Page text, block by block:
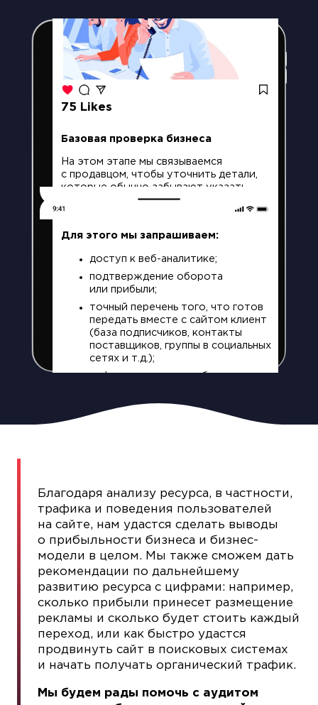
75 Likes
Базовая проверка бизнеса
На этом этапе мы связываемся
с продавцом, чтобы уточнить детали,
которые обычно забывают указать
в объявлении. Важно понять, что перед
нами не мошенник.
Для этого мы запрашиваем:
доступ к веб-аналитике;
подтверждение оборота
или прибыли;
точный перечень того, что готов
передать вместе с сайтом клиент
(база подписчиков, контакты
поставщиков, группы в социальных
сетях и т.д.);
На базовом этапе мы узнаем про
модель ведения бизнеса, количество
Благодаря анализу ресурса, в частности,
трафика и поведения пользователей
на сайте, нам удастся сделать выводы
о прибыльности бизнеса и бизнес-
модели в целом. Мы также сможем дать
рекомендации по дальнейшему
развитию ресурса с цифрами: например,
сколько прибыли принесет размещение
рекламы и сколько будет стоить каждый
переход, или как быстро удастся
продвинуть сайт в поисковых системах
и начать получать органический трафик.
Мы будем рады помочь с аудитом